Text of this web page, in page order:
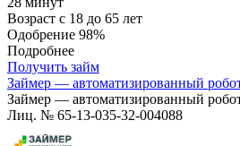
Возраст с 18 до 65 лет
Одобрение 98%
Подробнее
Получить займ
Займер — автоматизированный
Займер — автоматизированный
Лиц. № 65-13-035-32-004088